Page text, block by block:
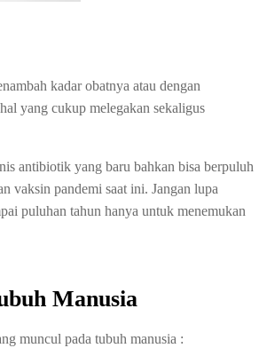
kadar obatnya atau dengan
yang cukup melegakan sekaligus
antibiotik yang baru bahkan bisa berpuluh
vaksin pandemi saat ini. Jangan lupa
puluhan tahun hanya untuk menemukan
Manusia
muncul pada tubuh manusia :